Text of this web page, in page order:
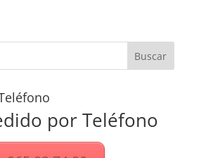
por Teléfono